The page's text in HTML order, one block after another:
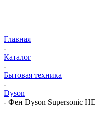
Главная
-
Каталог
-
Бытовая техника
-
Dyson
- Фен Dyson Supersonic